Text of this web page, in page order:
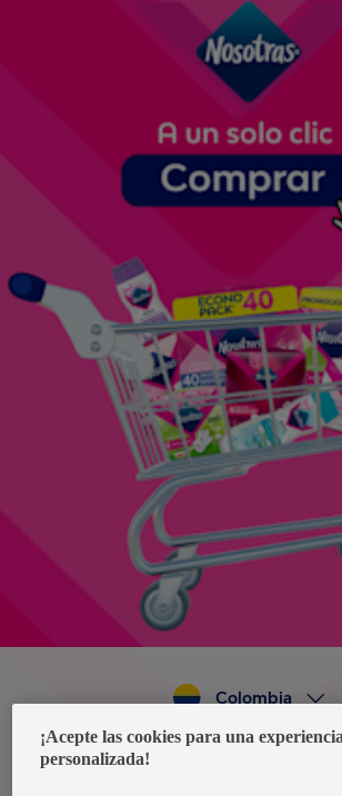
Política de privacidad de
Colombia
¡Acepte las cookies para una
personalizada!